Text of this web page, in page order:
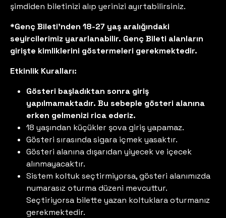
şimdiden biletinizi alıp yerinizi ayırtabilirsiniz.
*Genç Bileti'nden 18-27 yaş aralığındaki
seyircilerimiz yararlanabilir. Genç Bileti alanların
girişte kimliklerini göstermeleri gerekmektedir.
Etkinlik Kuralları:
Gösteri başladıktan sonra giriş
yapılmamaktadır. Bu sebeple gösteri alanına
erken gelmenizi rica ederiz.
18 yaşından küçükler şova giriş yapamaz.
Gösteri sırasında sigara içmek yasaktır.
Gösteri alanına dışarıdan yiyecek ve içecek
alınmayacaktır.
Sistem koltuk seçtirmiyorsa, gösteri alanımızda
numarasız oturma düzeni mevcuttur.
Seçtiriyorsa bilette yazan koltuklara oturmanız
gerekmektedir.